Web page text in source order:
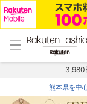
menu home
トップ
3,980
熊本県を中